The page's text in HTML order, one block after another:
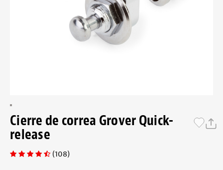
Cierre de correa Grover Quick-
release
(108)